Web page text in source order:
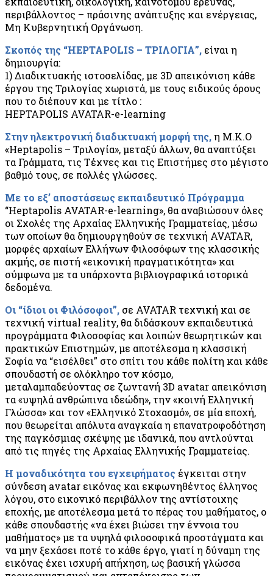
περιβάλλοντος – πράσινης ανάπτυξης και ενέργειας,
Μη Κυβερνητική Οργάνωση.
Σκοπός της “HEPTAPOLIS – ΤΡΙΛΟΓΙΑ”, είναι η
δημιουργία:
1) Διαδικτυακής ιστοσελίδας, με 3D απεικόνιση κάθε
έργου της Τριλογίας χωριστά, με τους ειδικούς όρους
που το διέπουν και με τίτλο :
HEPTAPOLIS AVATAR-e-learning
Στην ηλεκτρονική διαδικτυακή μορφή της,η Μ.Κ.Ο
«Heptapolis – Τριλογία», μεταξύ άλλων, θα αναπτύξει
τα Γράμματα, τις Τέχνες και τις Επιστήμες στο μέγιστο
βαθμό τους, σε πολλές γλώσσες.
Με το εξ’ αποστάσεως εκπαιδευτικό Πρόγραμμα
“Heptapolis AVATAR-e-learning», θα αναβιώσουν όλες
οι Σχολές της Αρχαίας Ελληνικής Γραμματείας, μέσω
των οποίων θα δημιουργηθούν σε τεχνική AVATAR,
μορφές αρχαίων Ελλήνων Φιλοσόφων της κλασσικής
ακμής, σε πιστή «εικονική πραγματικότητα» και
σύμφωνα με τα υπάρχοντα βιβλιογραφικά ιστορικά
δεδομένα.
Οι “ίδιοι οι Φιλόσοφοι”, σε AVATAR τεχνική και σε
τεχνική virtual reality, θα διδάσκουν εκπαιδευτικά
προγράμματα Φιλοσοφίας και λοιπών θεωρητικών και
πρακτικών Επιστημών, με αποτέλεσμα η κλασσική
Σοφία να “εισέλθει” στο σπίτι του κάθε πολίτη και κάθε
σπουδαστή σε ολόκληρο τον κόσμο,
μεταλαμπαδεύοντας σε ζωντανή 3D avatar απεικόνιση
τα «υψηλά ανθρώπινα ιδεώδη», την «κοινή Ελληνική
Γλώσσα» και τον «Ελληνικό Στοχασμό», σε μία εποχή,
που θεωρείται απόλυτα αναγκαία η επανατροφοδότηση
της παγκόσμιας σκέψης με ιδανικά, που αντλούνται
από τις πηγές της Αρχαίας Ελληνικής Γραμματείας.
Η μοναδικότητα του εγχειρήματος έγκειται στην
σύνδεση avatar εικόνας και εκφωνηθέντος έλληνος
λόγου, στο εικονικό περιβάλλον της αντίστοιχης
εποχής, με αποτέλεσμα μετά το πέρας του μαθήματος, ο
κάθε σπουδαστής «να έχει βιώσει την έννοια του
μαθήματος» με τα υψηλά φιλοσοφικά προστάγματα και
να μην ξεχάσει ποτέ το κάθε έργο, γιατί η δύναμη της
εικόνας έχει ισχυρή απήχηση, ως βασική γλώσσα